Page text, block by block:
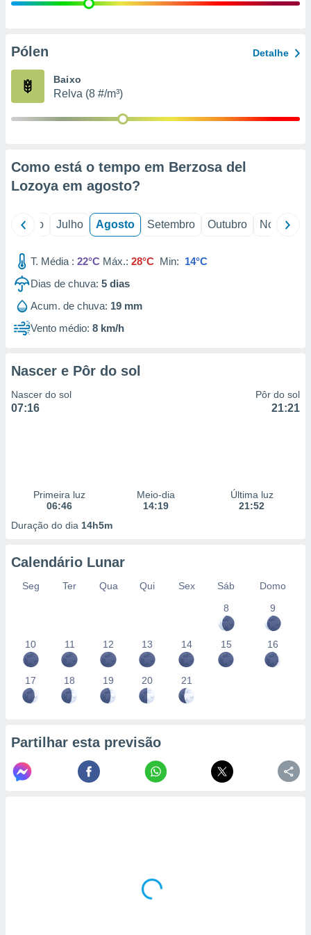
e
de
Pólen Detalhe
Baixo
Relva (8 #/m³)
Como está o tempo em Berzosa del
Lozoya em agosto?
Junho Julho Agosto Setembro Outubro Novembro
T. Média : 22°C Máx.: 28°C Min: 14°C
Dias de chuva: 5 dias
Acum. de chuva: 19 mm
Vento médio: 8 km/h
Nascer e Pôr do sol
Nascer do sol
07:16
Pôr do sol
21:21
Primeira luz
06:46
Meio-dia
14:19
Última luz
21:52
Duração do dia 14h5m
Calendário Lunar
Seg Ter Qua Qui Sex Sáb
Domo
8
9
10 11 12 13 14 15 16
17 18 19 20 21
Partilhar esta previsão